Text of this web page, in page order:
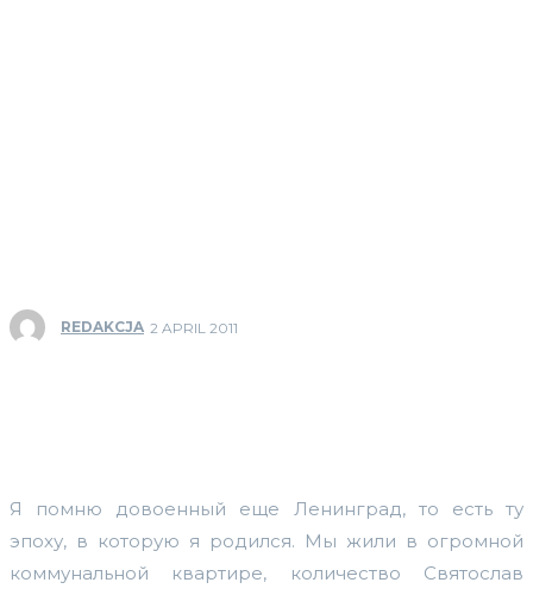
REDAKCJA 2 APRIL 2011
Я помню довоенный еще Ленинград, то есть ту
эпоху, в которую я родился. Мы жили в огромной
коммунальной квартире, количество Святослав